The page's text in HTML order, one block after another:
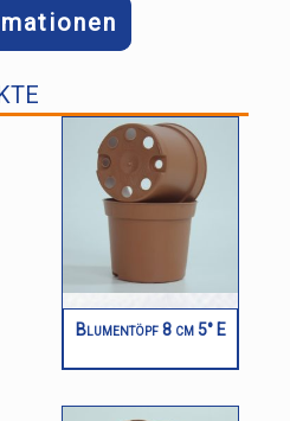
Blumentöpf 8 cm 5° E